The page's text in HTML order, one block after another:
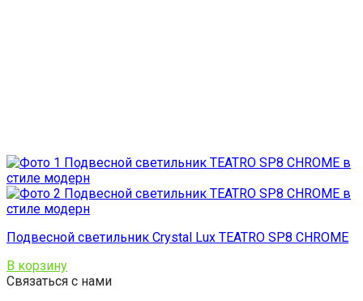
Подвесной светильник Crystal Lux TEATRO SP8 CHROME
В корзину
Связаться с нами